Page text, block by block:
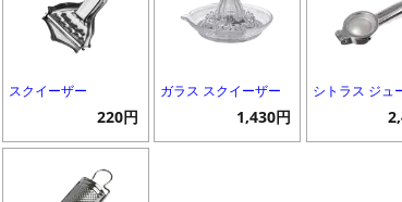
スクイーザー
220円
ガラス スクイーザー
1,430円
シトラス ジュ